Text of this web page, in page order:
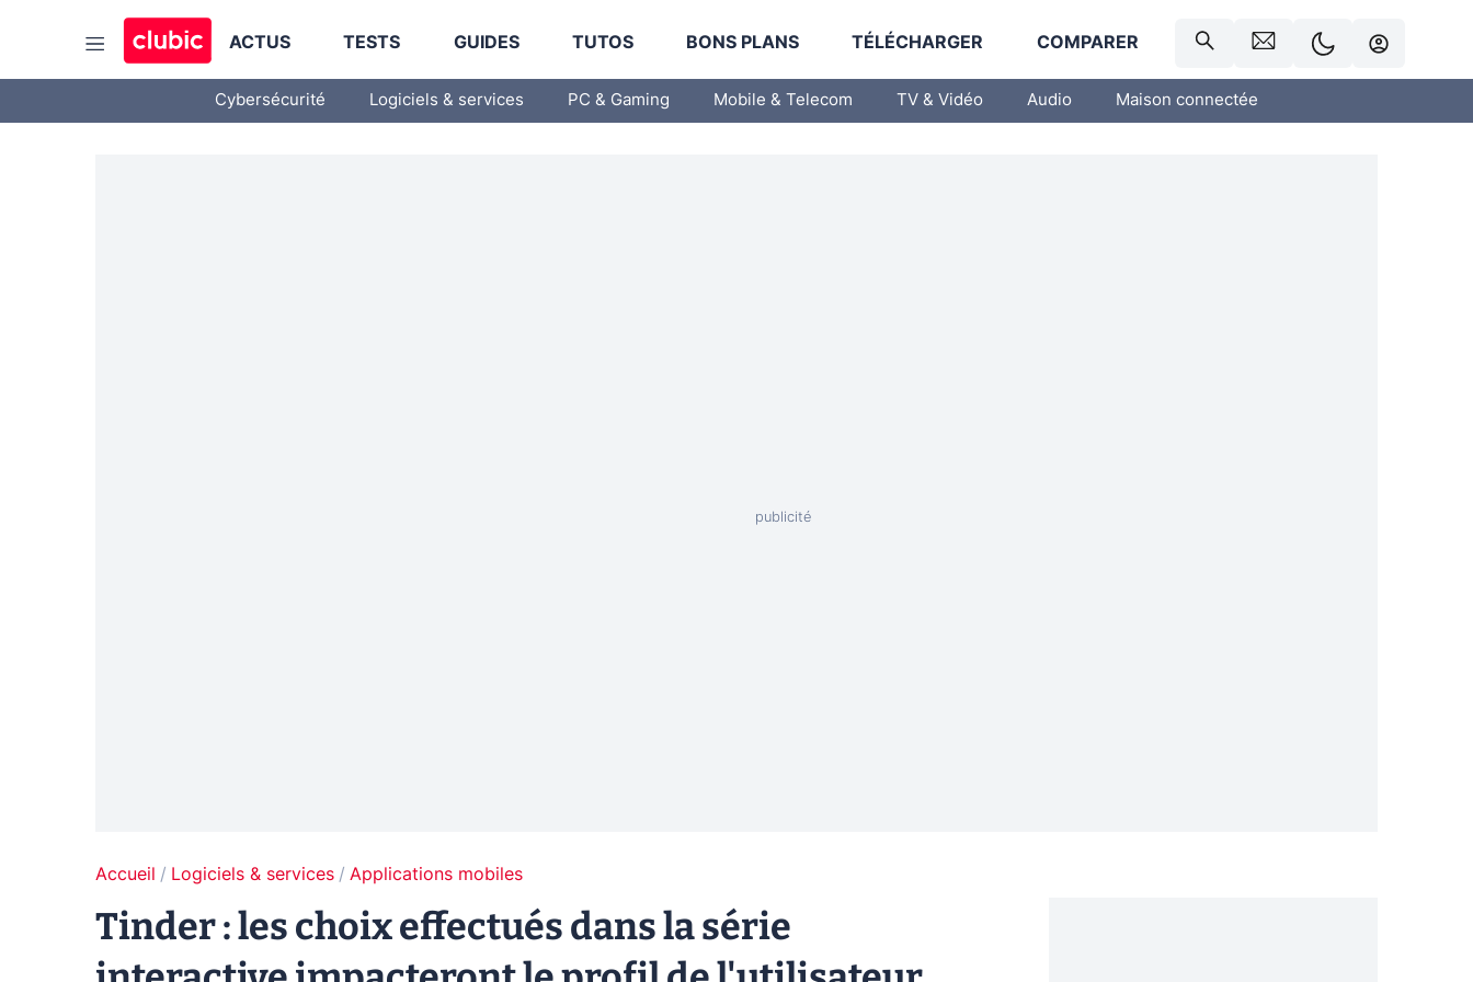
ACTUS TESTS GUIDES TUTOS BONS PLANS TÉLÉCHARGER COMPARER
Cybersécurité Logiciels & services PC & Gaming Mobile & Telecom TV & Vidéo Audio Maison connectée
Accueil Logiciels & services Applications mobiles
Tinder : les choix effectués dans la série